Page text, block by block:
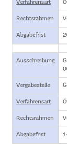
Verfahrensart
Rechtsrahmen
Abgabefrist
Ausschreibung
Vergabestelle
Verfahrensart
Rechtsrahmen
Abgabefrist